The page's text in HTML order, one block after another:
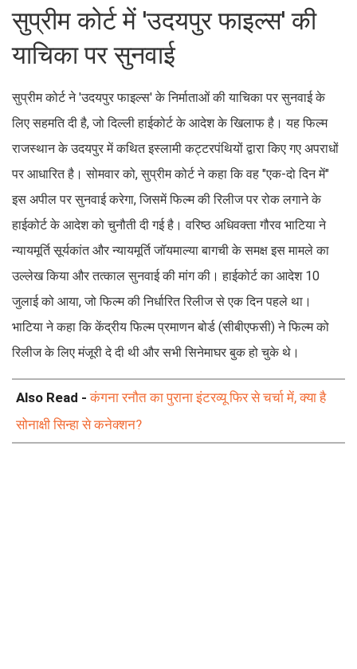
सुप्रीम कोर्ट में 'उदयपुर फाइल्स' की
याचिका पर सुनवाई
सुप्रीम कोर्ट ने 'उदयपुर फाइल्स' के निर्माताओं की याचिका पर सुनवाई के
लिए सहमति दी है, जो दिल्ली हाईकोर्ट के आदेश के खिलाफ है। यह फिल्म
राजस्थान के उदयपुर में कथित इस्लामी कट्टरपंथियों द्वारा किए गए अपराधों
पर आधारित है। सोमवार को, सुप्रीम कोर्ट ने कहा कि वह "एक-दो दिन में"
इस अपील पर सुनवाई करेगा, जिसमें फिल्म की रिलीज पर रोक लगाने के
हाईकोर्ट के आदेश को चुनौती दी गई है। वरिष्ठ अधिवक्ता गौरव भाटिया ने
न्यायमूर्ति सूर्यकांत और न्यायमूर्ति जॉयमाल्या बागची के समक्ष इस मामले का
उल्लेख किया और तत्काल सुनवाई की मांग की। हाईकोर्ट का आदेश 10
जुलाई को आया, जो फिल्म की निर्धारित रिलीज से एक दिन पहले था।
भाटिया ने कहा कि केंद्रीय फिल्म प्रमाणन बोर्ड (सीबीएफसी) ने फिल्म को
रिलीज के लिए मंजूरी दे दी थी और सभी सिनेमाघर बुक हो चुके थे।
Also Read -कंगना रनौत का पुराना इंटरव्यू फिर से चर्चा में, क्या है
सोनाक्षी सिन्हा से कनेक्शन?